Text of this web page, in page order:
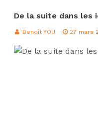
De la suite dans les
Benoît YOU 27 mars